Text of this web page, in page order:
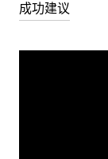
成功建议